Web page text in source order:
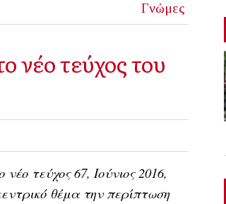
Γνώμες
νέο τεύχος του
τεύχος 67, Ιούνιος 2016,
θέμα την περίπτωση